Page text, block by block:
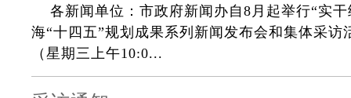
各新闻单位：市政府新闻办自8月起举行“实
海“十四五”规划成果系列新闻发布会和集体采访
（星期三上午10:0...